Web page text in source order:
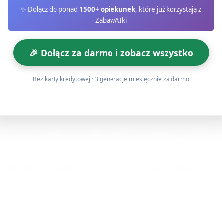
łódki jako rekwizytu. W kluczowych momentach
widzisz?", "Gdzie jest ryba?". Dzieci odpowiadają
✨ Dołącz do ponad 1500+ opiekunek, które już korzystają z
ZabawAIki
🎉 Dołącz za darmo i zobacz wszystko
Bez karty kredytowej · 3 generacje miesięcznie za darmo